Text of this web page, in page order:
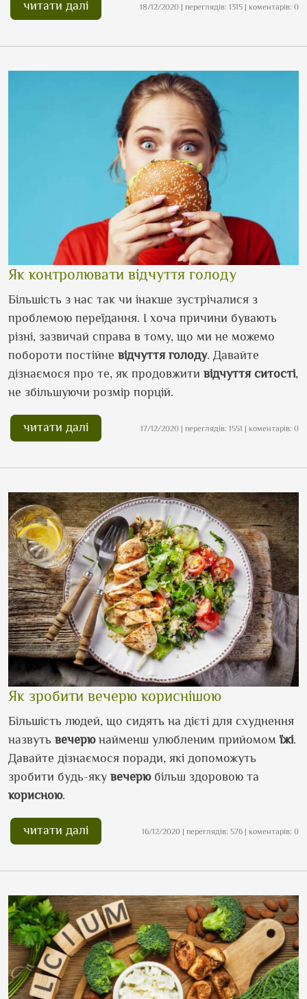
читати далі 18/12/2020 | переглядів: 1315 | коментарів: 0
Як контролювати відчуття голоду
Більшість з нас так чи інакше зустрічалися з
проблемою переїдання. І хоча причини бувають
різні, зазвичай справа в тому, що ми не можемо
побороти постійне відчуття голоду. Давайте
дізнаємося про те, як продовжити відчуття ситості,
не збільшуючи розмір порцій.
читати далі 17/12/2020 | переглядів: 1551 | коментарів: 0
Як зробити вечерю кориснішою
Більшість людей, що сидять на дієті для схуднення
назвуть вечерюнайменш улюбленим прийомом їжі.
Давайте дізнаємося поради, які допоможуть
зробити будь-яку вечерюбільш здоровою та
корисною.
читати далі 16/12/2020 | переглядів: 576 | коментарів: 0